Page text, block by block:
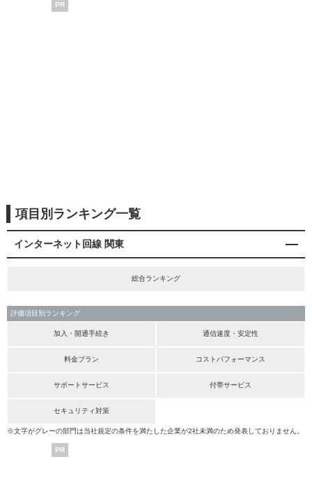
PR
項目別ランキング一覧
インターネット回線 関東
総合ランキング
評価項目別ランキング
加入・開通手続き 通信速度・安定性
料金プラン コストパフォーマンス
サポートサービス 付帯サービス
セキュリティ対策
※文字がグレーの部門は当社規定の条件を満たした企業が2社未満のため発表しておりません。
PR